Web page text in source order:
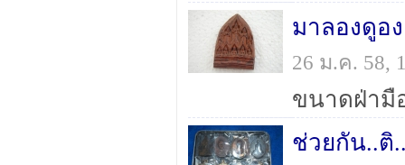
มาลองดูอ
26 ม.ค. 58,
ขนาดฝ่ามื
ช่วยกัน..ติ